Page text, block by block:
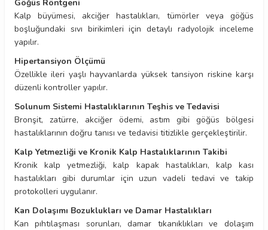
Göğüs Röntgeni
Kalp büyümesi, akciğer hastalıkları, tümörler veya göğüs
boşluğundaki sıvı birikimleri için detaylı radyolojik inceleme
yapılır.
Hipertansiyon Ölçümü
Özellikle ileri yaşlı hayvanlarda yüksek tansiyon riskine karşı
düzenli kontroller yapılır.
Solunum Sistemi Hastalıklarının Teşhis ve Tedavisi
Bronşit, zatürre, akciğer ödemi, astım gibi göğüs bölgesi
hastalıklarının doğru tanısı ve tedavisi titizlikle gerçekleştirilir.
Kalp Yetmezliği ve Kronik Kalp Hastalıklarının Takibi
Kronik kalp yetmezliği, kalp kapak hastalıkları, kalp kası
hastalıkları gibi durumlar için uzun vadeli tedavi ve takip
protokolleri uygulanır.
Kan Dolaşımı Bozuklukları ve Damar Hastalıkları
Kan pıhtılaşması sorunları, damar tıkanıklıkları ve dolaşım